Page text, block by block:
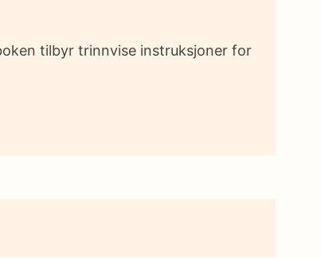
tilbyr trinnvise instruksjoner for